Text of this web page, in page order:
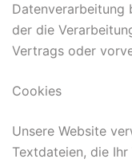
Datenverarbeitung
der die
Vertrags oder
Cookies
Unsere Website
Textdateien, die